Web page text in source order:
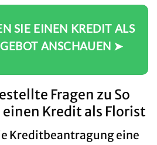
SIE EINEN KREDIT ALS
ANSCHAUEN ➤
Fragen zu So
Kredit als Florist
Kreditbeantragung eine